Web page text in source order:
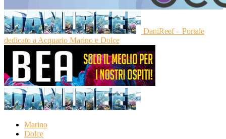
DaniReef – Portale
dedicato a Acquario Marino e Dolce
Marino
Dolce